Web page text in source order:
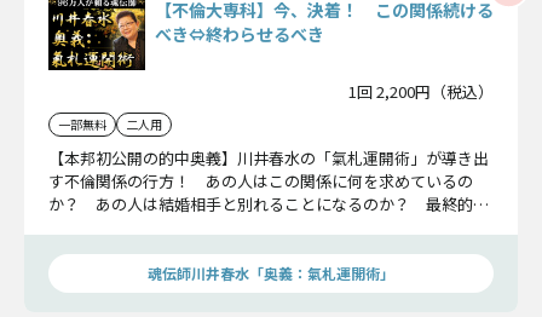
【不倫大専科】今、決着！ この関係続ける
べき⇔終わらせるべき
1回 2,200円（税込）
一部無料 二人用
【本邦初公開の的中奥義】川井春水の「氣札運開術」が導き出
す不倫関係の行方！ あの人はこの関係に何を求めているの
か？ あの人は結婚相手と別れることになるのか？ 最終的に
を嘘偽りなく申し上げましょう。
魂伝師川井春水「奥義：氣札運開術」